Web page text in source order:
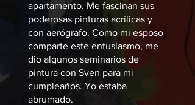
apartamento. Me fascinan sus
poderosas pinturas acrílicas y
con aerógrafo. Como mi esposo
comparte este entusiasmo, me
dio algunos seminarios de
pintura con Sven para mi
cumpleaños. Yo estaba
abrumado.